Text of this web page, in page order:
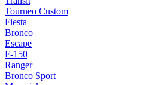
Tourneo Custom
Fiesta
Bronco
Escape
F-150
Ranger
Bronco Sport